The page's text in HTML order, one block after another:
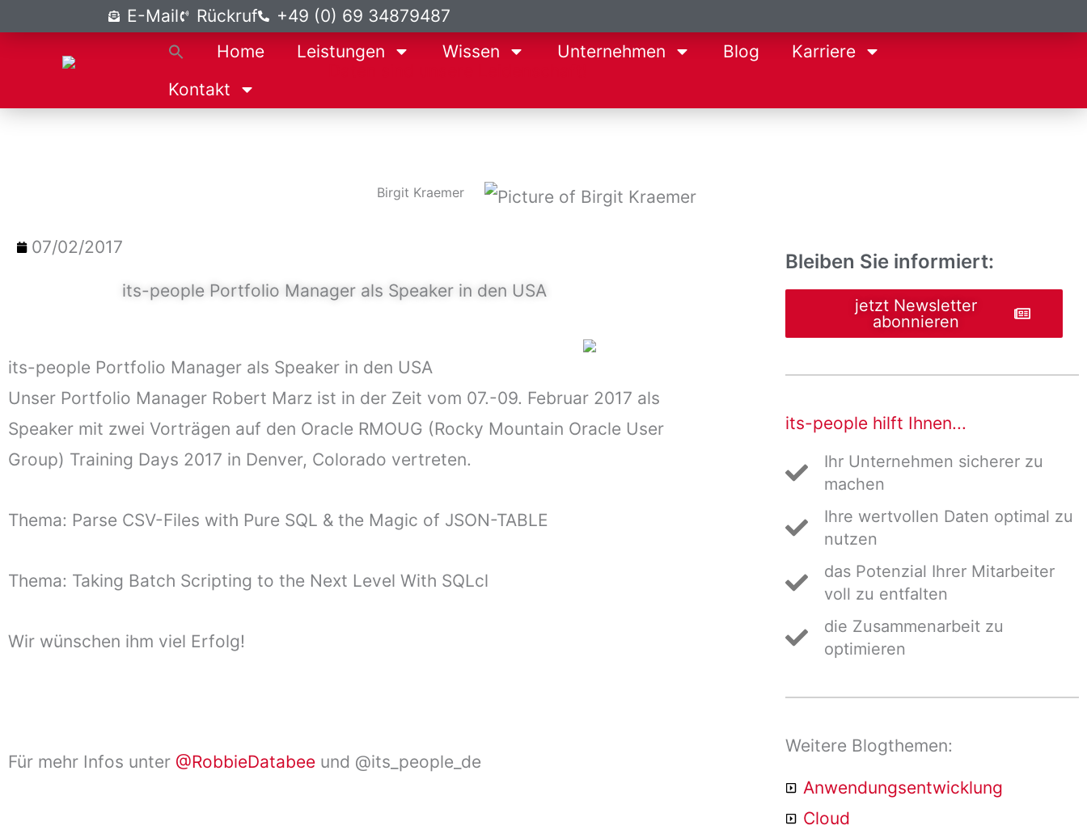
springen
E-Mail Rückruf
+49 (0) 69 34879487
Home
Leistungen Wissen Unternehmen Blog
Karriere
Kontakt
Birgit Kraemer
07/02/2017
its-people Portfolio Manager als Speaker in den USA
its-people Portfolio Manager als Speaker in den USA
Unser Portfolio Manager Robert Marz ist in der Zeit vom 07.-09. Februar 2017 als
Speaker mit zwei Vorträgen auf den Oracle RMOUG (Rocky Mountain Oracle User
Group) Training Days 2017 in Denver, Colorado vertreten.
Thema: Parse CSV-Files with Pure SQL & the Magic of JSON-TABLE
Thema: Taking Batch Scripting to the Next Level With SQLcl
Wir wünschen ihm viel Erfolg!
Für mehr Infos unter @RobbieDatabee und @its_people_de
Bleiben Sie informiert:
jetzt Newsletter
abonnieren
its-people hilft Ihnen...
Ihr Unternehmen sicherer zu
machen
Ihre wertvollen Daten optimal zu
nutzen
das Potenzial Ihrer Mitarbeiter
voll zu entfalten
die Zusammenarbeit zu
optimieren
Weitere Blogthemen:
Anwendungsentwicklung
Cloud